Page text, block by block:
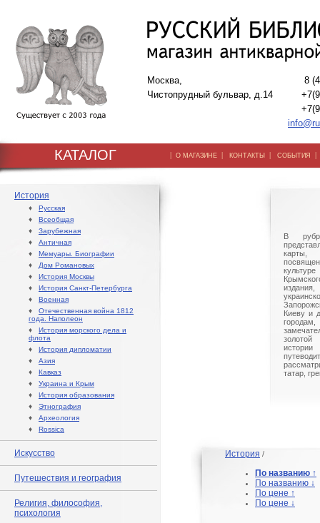
Москва,
Чистопрудный бульвар, д.14
8
КАТАЛОГ | О МАГАЗИНЕ | КОНТАКТЫ | СОБЫТИЯ
История
♦ Русская
♦ Всеобщая
♦ Зарубежная
♦ Античная
♦ Мемуары. Биографии
♦ Дом Романовых
♦ История Москвы
♦ История Санкт-Петербурга
♦ Военная
♦ Отечественная война 1812
года. Наполеон
♦ История морского дела и
флота
♦ История дипломатии
♦ Азия
♦ Кавказ
♦ Украина и Крым
♦ История образования
♦ Этнография
♦ Археология
♦ Rossica
Искусство
Путешествия и география
Религия, философия,
психология
В
карты,
Киеву и
татар,
История /
По названию ↑
По названию ↓
По цене ↑
По цене ↓